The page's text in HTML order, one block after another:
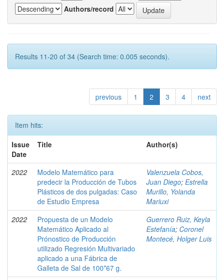
Authors/record
Results 11-20 of 34 (Search time: 0.005 seconds).
previous 1 2 3 4 next
Item hits:
Issue
Date
Title Author(s)
2022
Modelo Matemático para
predecir la Producción de Tubos
Plásticos de dos pulgadas: Caso
de Estudio Empresa
Valenzuela Cobos,
Juan Diego; Estrella
Murillo, Yolanda
Mariuxi
2022
Propuesta de un Modelo
Matemático Aplicado al
Prónostico de Producción
utilizado Regresión Multivariado
aplicado a una Fábrica de
Galleta de Sal de 100*67 g.
Guerrero Ruiz, Keyla
Estefanía; Coronel
Montecé, Holger Luis